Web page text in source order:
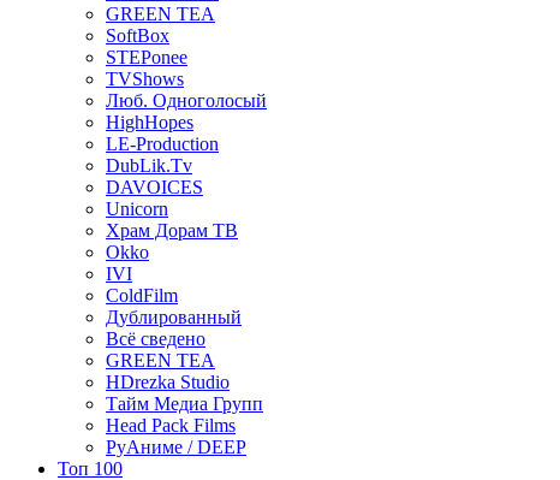
GREEN TEA
SoftBox
STEPonee
TVShows
Люб. Одноголосый
HighHopes
LE-Production
DubLik.Tv
DAVOICES
Unicorn
Храм Дорам ТВ
Okko
IVI
ColdFilm
Дублированный
Всё сведено
GREEN TEA
HDrezka Studio
Тайм Медиа Групп
Head Pack Films
РуАниме / DEEP
Топ 100